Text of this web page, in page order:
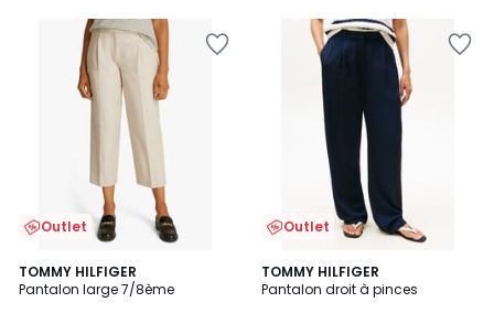
Outlet
TOMMY HILFIGER
Pantalon large 7/8ème
Outlet
TOMMY HILFIGER
Pantalon droit à pinces